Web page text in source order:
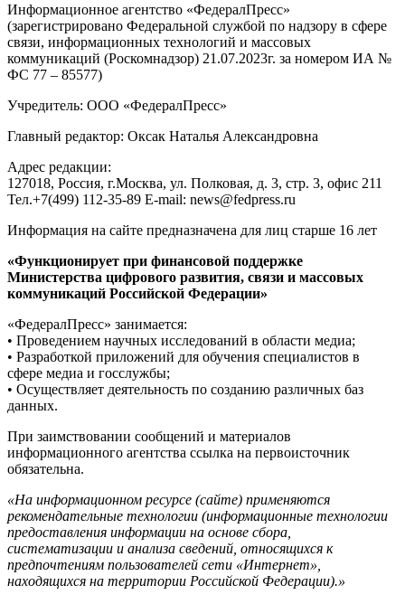
Информационное агентство «ФедералПресс»
(зарегистрировано Федеральной службой по надзору в сфере
связи, информационных технологий и массовых
коммуникаций (Роскомнадзор) 21.07.2023г. за номером ИА №
ФС 77 – 85577)
Учредитель: ООО «ФедералПресс»
Главный редактор: Оксак Наталья Александровна
Адрес редакции:
127018, Россия, г.Москва, ул. Полковая, д. 3, стр. 3, офис 211
Тел.+7(499) 112-35-89 E-mail: news@fedpress.ru
Информация на сайте предназначена для лиц старше 16 лет
«Функционирует при финансовой поддержке
Министерства цифрового развития, связи и массовых
коммуникаций Российской Федерации»
«ФедералПресс» занимается:
• Проведением научных исследований в области медиа;
• Разработкой приложений для обучения специалистов в
сфере медиа и госслужбы;
• Осуществляет деятельность по созданию различных баз
данных.
При заимствовании сообщений и материалов
информационного агентства ссылка на первоисточник
обязательна.
«На информационном ресурсе (сайте) применяются
рекомендательные технологии (информационные технологии
предоставления информации на основе сбора,
систематизации и анализа сведений, относящихся к
предпочтениям пользователей сети «Интернет»,
находящихся на территории Российской Федерации).»